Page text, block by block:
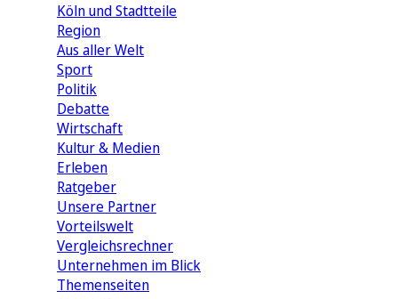
Köln und Stadtteile
Region
Aus aller Welt
Sport
Politik
Debatte
Wirtschaft
Kultur & Medien
Erleben
Ratgeber
Unsere Partner
Vorteilswelt
Vergleichsrechner
Unternehmen im Blick
Themenseiten